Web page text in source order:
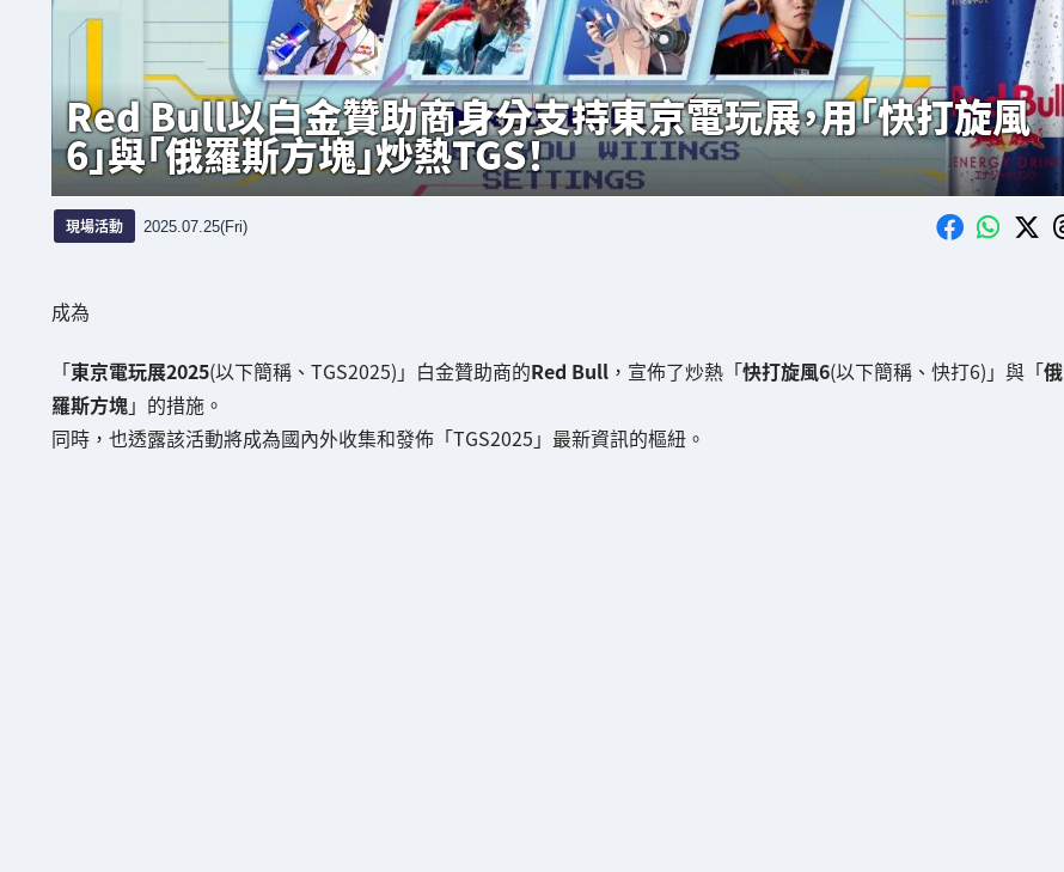
Red Bull以白金贊助商身分支持東京電玩展，用「快打旋風
6」與「俄羅斯方塊」炒熱TGS！
現場活動 2025.07.25(Fri)
成為
「東京電玩展2025(以下簡稱、TGS2025)」白金贊助商的Red Bull，宣佈了炒熱「快打旋風6(以下簡稱、快打6)」與「俄
羅斯方塊」的措施。
同時，也透露該活動將成為國內外收集和發佈「TGS2025」最新資訊的樞紐。